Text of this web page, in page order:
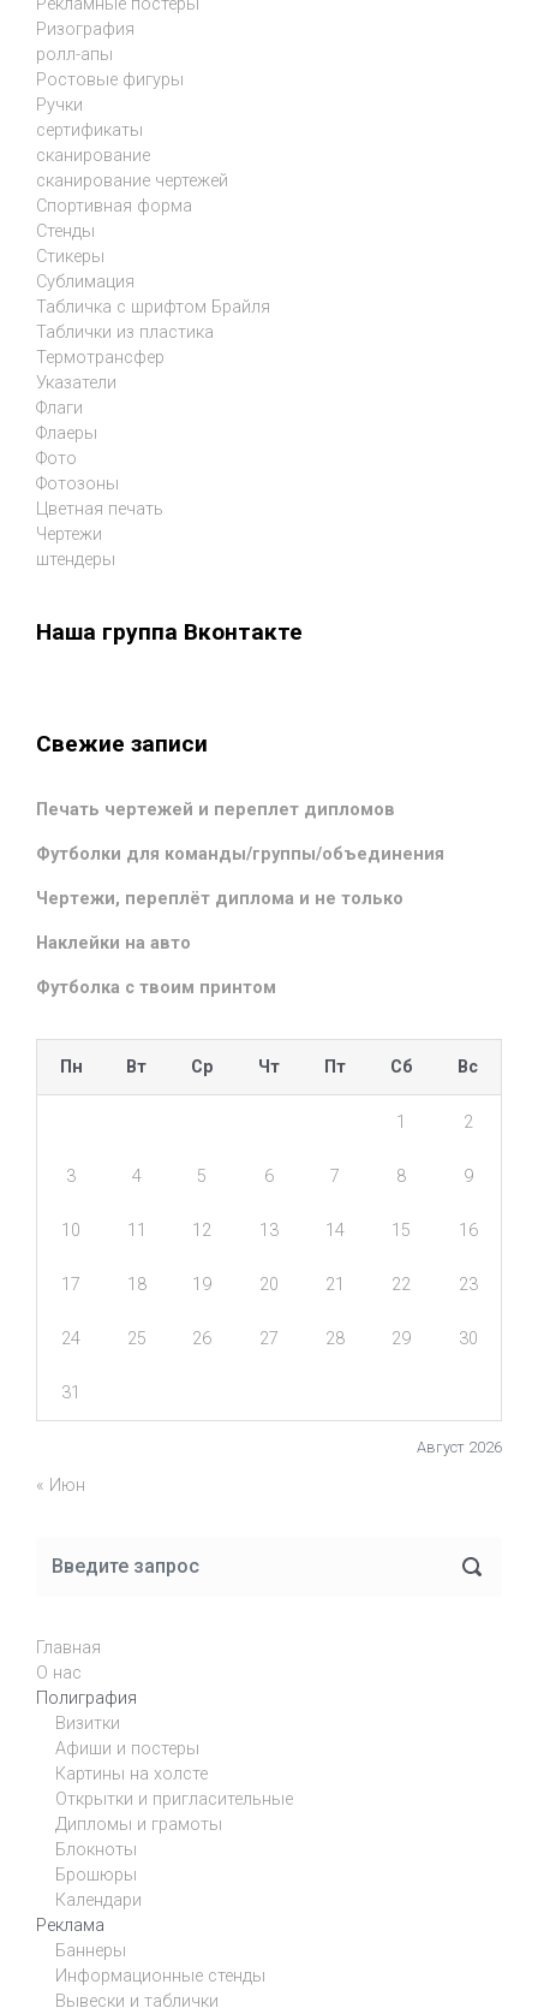
Рекламные постеры
Ризография
ролл-апы
Ростовые фигуры
Ручки
сертификаты
сканирование
сканирование чертежей
Спортивная форма
Стенды
Стикеры
Сублимация
Табличка с шрифтом Брайля
Таблички из пластика
Термотрансфер
Указатели
Флаги
Флаеры
Фото
Фотозоны
Цветная печать
Чертежи
штендеры
Наша группа Вконтакте
Свежие записи
Печать чертежей и переплет дипломов
Футболки для команды/группы/объединения
Чертежи, переплёт диплома и не только
Наклейки на авто
Футболка с твоим принтом
Август 2026
Пн Вт Ср Чт Пт Сб Вс
1 2
3 4 5 6 7 8 9
10 11 12 13 14 15 16
17 18 19 20 21 22 23
24 25 26 27 28 29 30
31
« Июн
Главная
О нас
Полиграфия
Визитки
Афиши и постеры
Картины на холсте
Открытки и пригласительные
Дипломы и грамоты
Блокноты
Брошюры
Календари
Реклама
Баннеры
Информационные стенды
Вывески и таблички